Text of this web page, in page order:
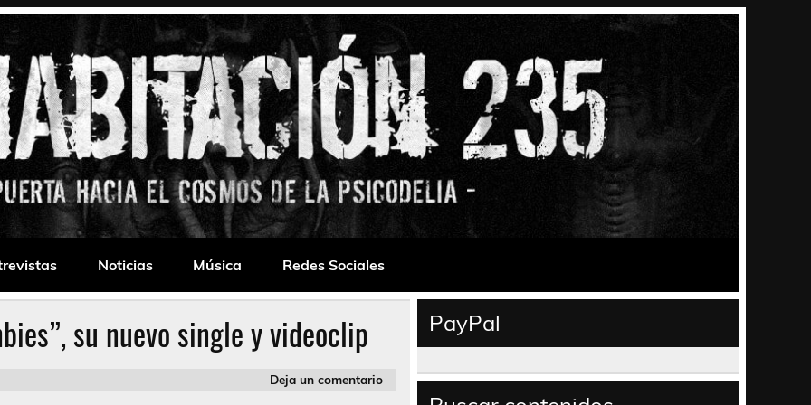
Noticias Música Redes Sociales
su nuevo single y videoclip
Deja un comentario
PayPal